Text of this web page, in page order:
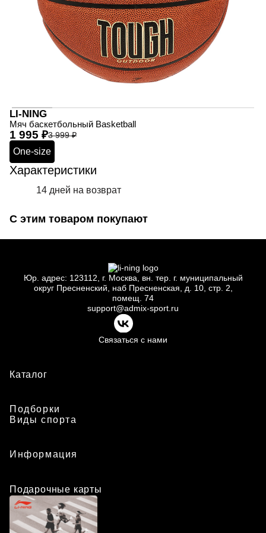
LI-NING
Мяч баскетбольный Basketball
3 999 ₽
1 995 ₽
One-size
Характеристики
14 дней на возврат
С этим товаром покупают
Юр. адрес: 123112, г. Москва, вн. тер. г. муниципальный
округ Пресненский, наб Пресненская, д. 10, стр. 2,
помещ. 74
support@admix-sport.ru
Связаться с нами
Каталог
Подборки
Виды спорта
Информация
Подарочные карты